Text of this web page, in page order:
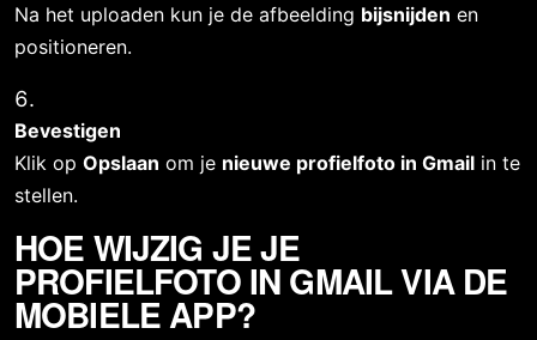
Na het uploaden kun je de afbeelding bijsnijden en
positioneren.
Bevestigen
Klik op Opslaan om je nieuwe profielfoto in Gmail in te
stellen.
HOE WIJZIG JE JE
PROFIELFOTO IN GMAIL VIA DE
MOBIELE APP?